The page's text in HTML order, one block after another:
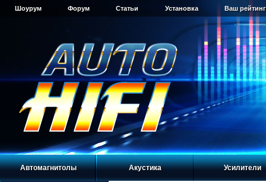
Шоурум Форум Статьи Установка Ваш
Автомагнитолы Акустика Усилители